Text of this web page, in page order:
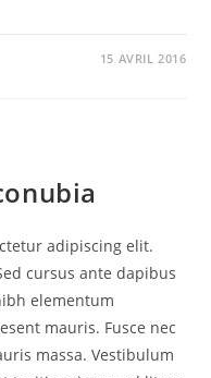
15 AVRIL 2016
adipiscing elit.
cursus ante dapibus
elementum
mauris. Fusce nec
massa. Vestibulum